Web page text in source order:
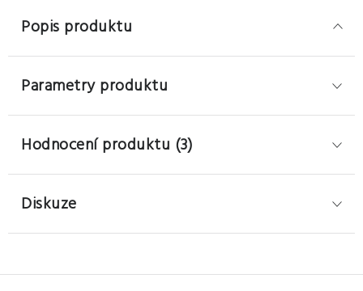
Popis produktu
Parametry produktu
Hodnocení produktu (3)
Diskuze